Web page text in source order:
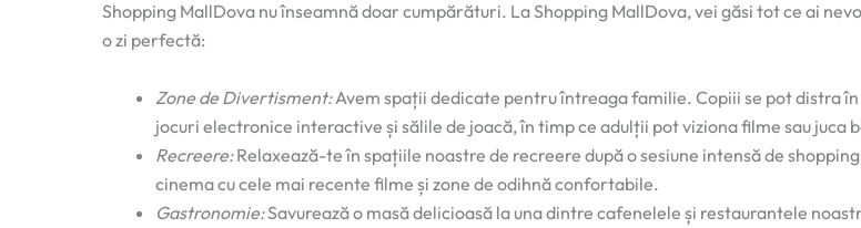
Shopping MallDova nu înseamnă doar cumpărături. La Shopping MallDova, vei găsi tot ce ai
o zi perfectă:
Zone de Divertisment:Avem spații dedicate pentru întreaga familie. Copiii se pot distra în
jocuri electronice interactive și sălile de joacă, în timp ce adulții pot viziona filme sau juca
Recreere:Relaxează-te în spațiile noastre de recreere după o sesiune intensă de
cinema cu cele mai recente filme și zone de odihnă confortabile.
Gastronomie:Savurează o masă delicioasă la una dintre cafenelele și restaurantele